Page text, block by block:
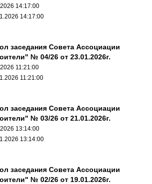
14:17:00
14:17:00
заседания Совета Ассоциации
№ 04/26 от 23.01.2026г.
11:21:00
11:21:00
заседания Совета Ассоциации
№ 03/26 от 21.01.2026г.
13:14:00
13:14:00
заседания Совета Ассоциации
№ 02/26 от 19.01.2026г.